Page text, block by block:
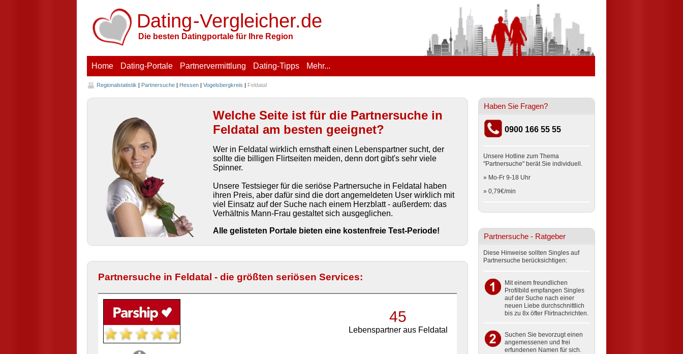
Dating-Vergleicher.de
Die besten Datingportale für Ihre Region
Home Dating-Portale Partnervermittlung Dating-Tipps Mehr...
Regionalstatistik | Partnersuche | Hessen | Vogelsbergkreis | Feldatal
Welche Seite ist für die Partnersuche in
Feldatal am besten geeignet?
Wer in Feldatal wirklich ernsthaft einen Lebenspartner sucht, der
sollte die billigen Flirtseiten meiden, denn dort gibt's sehr viele
Spinner.
Unsere Testsieger für die seriöse Partnersuche in Feldatal haben
ihren Preis, aber dafür sind die dort angemeldeten User wirklich mit
viel Einsatz auf der Suche nach einem Herzblatt - außerdem: das
Verhältnis Mann-Frau gestaltet sich ausgeglichen.
Alle gelisteten Portale bieten eine kostenfreie Test-Periode!
Partnersuche in Feldatal - die größten seriösen Services:
45
Lebenspartner aus Feldatal
Haben Sie Fragen?
0900 166 55 55
Unsere Hotline zum Thema
"Partnersuche" berät Sie individuell.
» Mo-Fr 9-18 Uhr
» 0,79€/min
Partnersuche - Ratgeber
Diese Hinweise sollten Singles auf
Partnersuche berücksichtigen:
Mit einem freundlichen
Profilbild empfangen Singles
auf der Suche nach einer
neuen Liebe durchschnittlich
bis zu 8x öfter Flirtnachrichten.
Suchen Sie bevorzugt einen
angemessenen und frei
erfundenen Namen für sich.